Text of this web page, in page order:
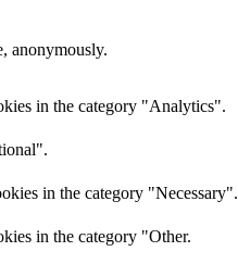
anonymously.
in the category "Analytics".
in the category "Necessary".
in the category "Other.